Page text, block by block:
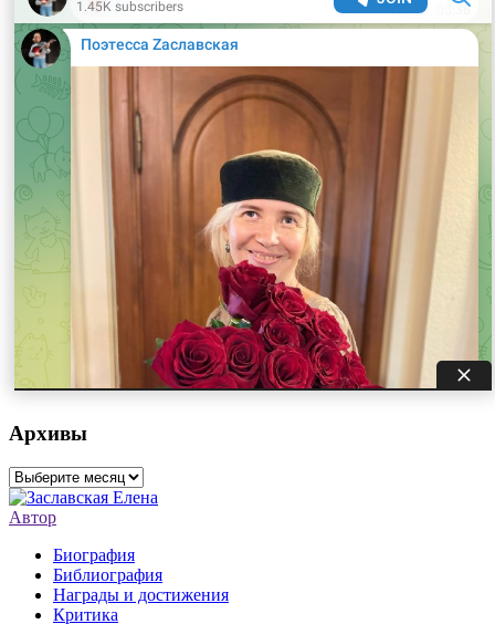
Архивы
Архивы
Автор
Биография
Библиография
Награды и достижения
Критика